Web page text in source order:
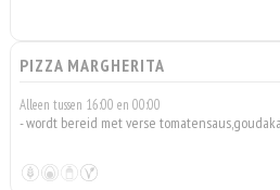
PIZZA MARGHERITA
Alleen tussen 16:00 en 00:00
- wordt bereid met verse